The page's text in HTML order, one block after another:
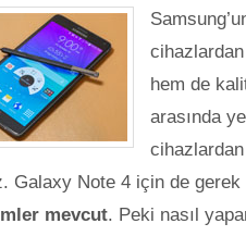
hem de
arasında
Galaxy Note 4 için de gerek
mevcut. Peki nasıl